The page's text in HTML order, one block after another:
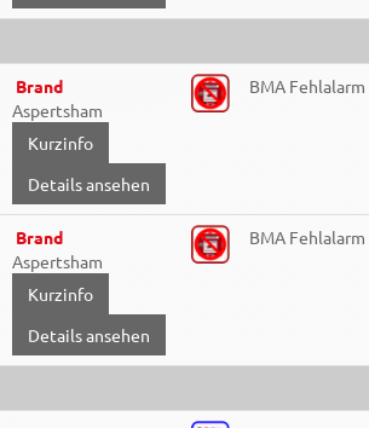
Brand
Aspertsham
Details ansehen
BMA Fehlalarm
Brand
Aspertsham
Details ansehen
BMA Fehlalarm